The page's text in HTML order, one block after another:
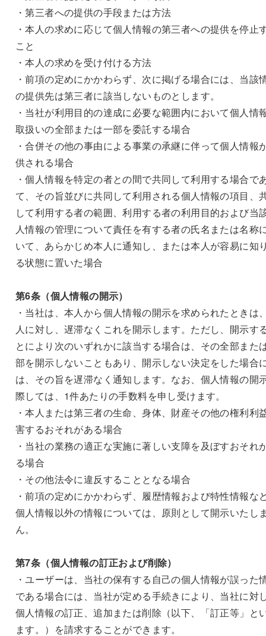
・第三者への提供の手段または方法
・本人の求めに応じて個人情報の第三者への提供を停止
こと
・本人の求めを受け付ける方法
・前項の定めにかかわらず、次に掲げる場合には、当該
の提供先は第三者に該当しないものとします。
・当社が利用目的の達成に必要な範囲内において個人情
取扱いの全部または一部を委託する場合
・合併その他の事由による事業の承継に伴って個人情報
供される場合
・個人情報を特定の者との間で共同して利用する場合で
て、その旨並びに共同して利用される個人情報の項目、
して利用する者の範囲、利用する者の利用目的および当
人情報の管理について責任を有する者の氏名または名称
いて、あらかじめ本人に通知し、または本人が容易に知
る状態に置いた場合
第6条（個人情報の開示）
・当社は、本人から個人情報の開示を求められたときは
人に対し、遅滞なくこれを開示します。ただし、開示す
とにより次のいずれかに該当する場合は、その全部また
部を開示しないこともあり、開示しない決定をした場合
は、その旨を遅滞なく通知します。なお、個人情報の開
際しては、1件あたりの手数料を申し受けます。
・本人または第三者の生命、身体、財産その他の権利利
害するおそれがある場合
・当社の業務の適正な実施に著しい支障を及ぼすおそれ
る場合
・その他法令に違反することとなる場合
・前項の定めにかかわらず、履歴情報および特性情報な
個人情報以外の情報については、原則として開示いたし
ん。
第7条（個人情報の訂正および削除）
・ユーザーは、当社の保有する自己の個人情報が誤った
である場合には、当社が定める手続きにより、当社に対
個人情報の訂正、追加または削除（以下、「訂正等」と
ます。）を請求することができます。